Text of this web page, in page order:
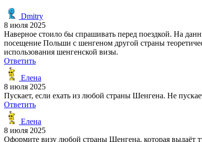
Dmitry
8 июля 2025
Наверное стоило бы спрашивать перед поездкой. На
посещение Польши с шенгеном другой страны
использования шенгенской визы.
Ответить
Елена
8 июля 2025
Пускает, если ехать из любой страны Шенгена. Не
Ответить
Елена
8 июля 2025
Оформите визу любой страны Шенгена, которая выдаёт